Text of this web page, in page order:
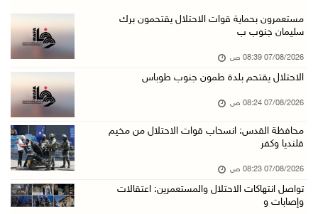
06/آب/2026 09:17 م
إصابة مسن بجروح ورضوض إثر اعتداء جيش الاحتلال ...
ورشة توصي بخطة عاجلة لاستعادة التعليم الوجاهي ...
06/آب/2026 09:08 م
الرئيس يستقبل مجلس بلدية رام الله ويشدد على د ...
06/آب/2026 08:36 م
جماهير شعبنا تشيع جثمان الشهيد علاء صبيح في ت ...
مستعمرون بحماية قوات الاحتلال يقتحمون برك
سليمان جنوب ب
07/08/2026 08:39 ص
الاحتلال يقتحم بلدة طمون جنوب طوباس
07/08/2026 08:24 ص
محافظة القدس: انسحاب قوات الاحتلال من مخيم
قلنديا وكفر
07/08/2026 08:23 ص
تواصل انتهاكات الاحتلال والمستعمرين: اعتقالات
وإصابات و